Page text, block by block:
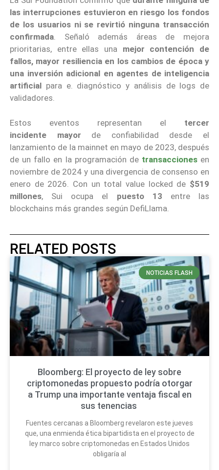
las interrupciones estuvieron en riesgo los fondos
de los usuarios ni se revirtió ninguna transacción
confirmada. Señaló además áreas de mejora
prioritarias, entre ellas una mejor contención de
fallos, mayor resiliencia en los cambios de época y
una inversión adicional en agentes de inteligencia
artificial para e. diagnóstico y análisis de logs de
validadores.
Estos eventos representan el tercer
incidente
mayor de confiabilidad desde el
lanzamiento de la mainnet en mayo de 2023, después
de un fallo en la programación de transacciones en
noviembre de 2024 y una divergencia de consenso en
enero de 2026. Con un total value locked de $519
millones, Sui ocupa el puesto 13 entre las
blockchains más grandes según DefiLlama.
RELATED POSTS
NOTICIAS FLASH
Bloomberg: El proyecto de ley sobre
criptomonedas propuesto podría otorgar
a Trump una importante ventaja fiscal en
sus tenencias
Fuentes cercanas a Bloomberg revelaron este jueves
que, una enmienda ética bipartidista en el proyecto de
ley marco sobre criptomonedas en Estados Unidos
obligaría al